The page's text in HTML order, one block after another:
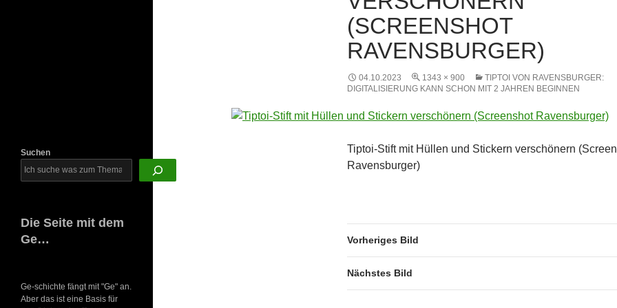
(SCREENSHOT
RAVENSBURGER)
04.10.2023 1343 × 900
TIPTOI VON RAVENSBURGER:
DIGITALISIERUNG KANN SCHON MIT 2 JAHREN BEGINNEN
Tiptoi-Stift mit Hüllen und Stickern verschönern
Ravensburger)
Vorheriges Bild
Nächstes Bild
Suchen
Die Seite mit dem
Ge…
Ge-schichte fängt mit "Ge" an.
Aber das ist eine Basis für